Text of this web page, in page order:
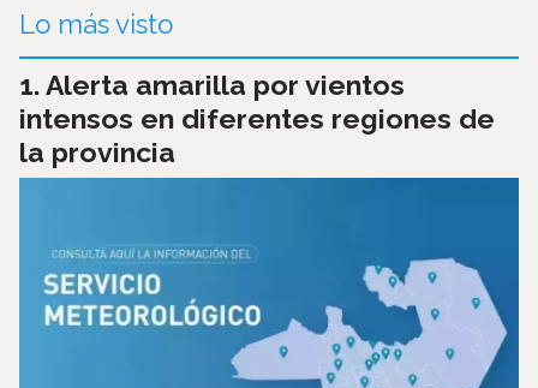
Lo más visto
Alerta amarilla por vientos
intensos en diferentes regiones de
la provincia